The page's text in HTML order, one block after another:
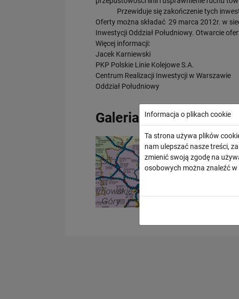
Przewiduje się zakończenie tych
Oferty można składać 29 marca 2012r. w
Inwestycji Oddział Południowy. Otwarcie
Więcej informacji:
Jacek Karniewski
PKP Polskie Linie Kolejowe S.A.
Centrum Realizacji Inwestycji w Warszawie
Oddział Południowy
Galeria Informacja o plikach cookie
Ta strona używa plików
nam ulepszać nasze treści,
zmienić swoją zgodę na
osobowych można znaleźć w